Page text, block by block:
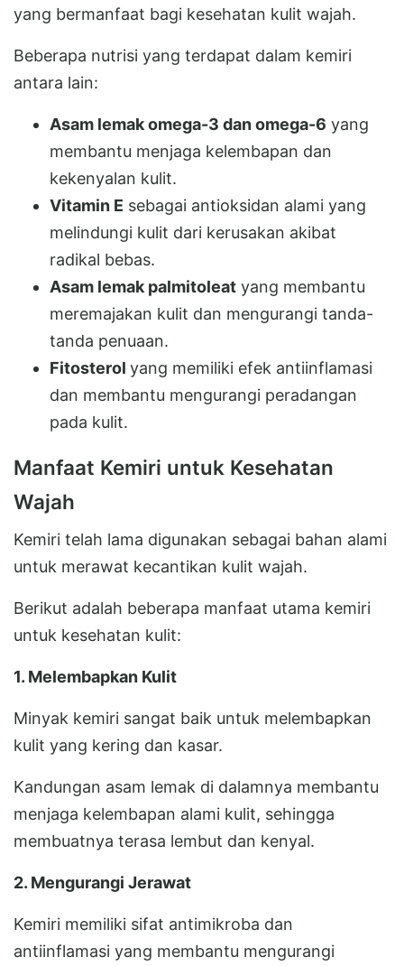
yang bermanfaat bagi kesehatan kulit wajah.
Beberapa nutrisi yang terdapat dalam kemiri
antara lain:
Asam lemak omega-3 dan omega-6 yang
membantu menjaga kelembapan dan
kekenyalan kulit.
Vitamin E sebagai antioksidan alami yang
melindungi kulit dari kerusakan akibat
radikal bebas.
Asam lemak palmitoleat yang membantu
meremajakan kulit dan mengurangi tanda-
tanda penuaan.
Fitosterol yang memiliki efek antiinflamasi
dan membantu mengurangi peradangan
pada kulit.
Manfaat Kemiri untuk Kesehatan
Wajah
Kemiri telah lama digunakan sebagai bahan alami
untuk merawat kecantikan kulit wajah.
Berikut adalah beberapa manfaat utama kemiri
untuk kesehatan kulit:
1. Melembapkan Kulit
Minyak kemiri sangat baik untuk melembapkan
kulit yang kering dan kasar.
Kandungan asam lemak di dalamnya membantu
menjaga kelembapan alami kulit, sehingga
membuatnya terasa lembut dan kenyal.
2. Mengurangi Jerawat
Kemiri memiliki sifat antimikroba dan
antiinflamasi yang membantu mengurangi